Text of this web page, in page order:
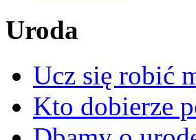
Uroda
Ucz się robić
Kto dobierze